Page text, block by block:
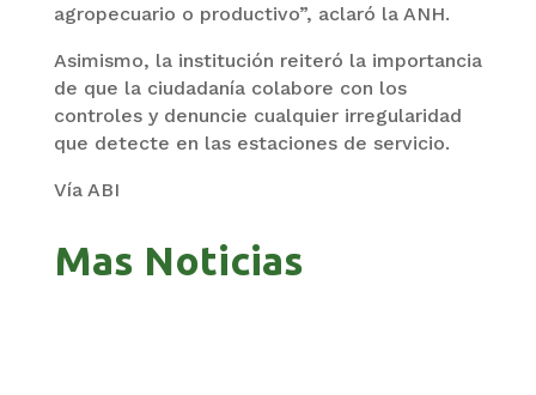
agropecuario o productivo”, aclaró la ANH.
Asimismo, la institución reiteró la importancia
de que la ciudadanía colabore con los
controles y denuncie cualquier irregularidad
que detecte en las estaciones de servicio.
Vía ABI
Mas Noticias